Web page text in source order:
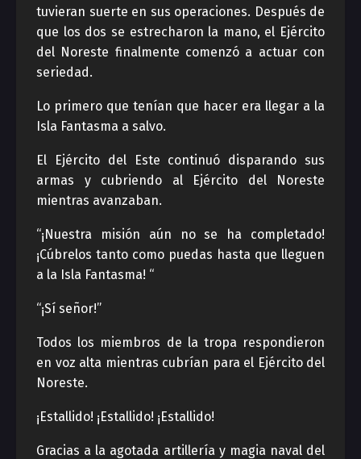
tuvieran suerte en sus operaciones. Después de
que los dos se estrecharon la mano, el Ejército
del Noreste finalmente comenzó a actuar con
seriedad.
Lo primero que tenían que hacer era llegar a la
Isla Fantasma a salvo.
El Ejército del Este continuó disparando sus
armas y cubriendo al Ejército del Noreste
mientras avanzaban.
“¡Nuestra misión aún no se ha completado!
¡Cúbrelos tanto como puedas hasta que lleguen
a la Isla Fantasma! “
“¡Sí señor!”
Todos los miembros de la tropa respondieron
en voz alta mientras cubrían para el Ejército del
Noreste.
¡Estallido! ¡Estallido! ¡Estallido!
Gracias a la agotada artillería y magia naval del